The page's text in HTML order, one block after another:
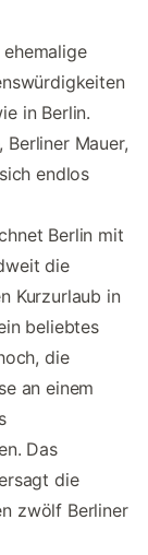
in Berlin.
Mauer,
endlos
Berlin mit
die
Kurzurlaub in
beliebtes
die
an einem
Das
die
zwölf Berliner